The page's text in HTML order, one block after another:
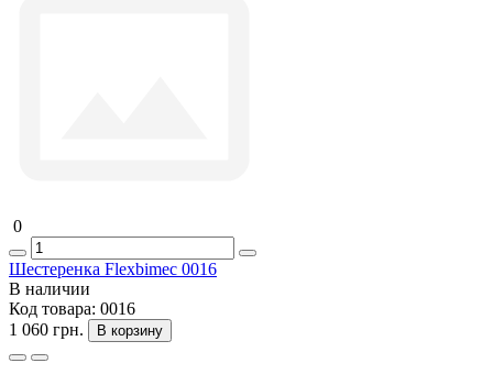
0
Шестеренка Flexbimec 0016
В наличии
Код товара: 0016
1 060 грн.
В корзину